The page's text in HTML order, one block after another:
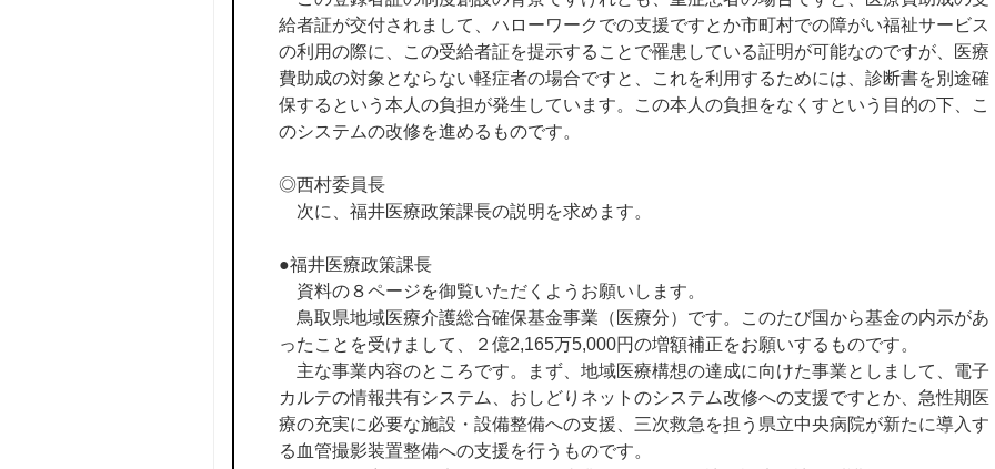
給者証が交付されまして、ハローワークでの支援ですとか市町村での障がい福祉サービス
の利用の際に、この受給者証を提示することで罹患している証明が可能なのですが、医療
費助成の対象とならない軽症者の場合ですと、これを利用するためには、診断書を別途確
保するという本人の負担が発生しています。この本人の負担をなくすという目的の下、こ
のシステムの改修を進めるものです。
◎西村委員長
次に、福井医療政策課長の説明を求めます。
●福井医療政策課長
資料の８ページを御覧いただくようお願いします。
鳥取県地域医療介護総合確保基金事業（医療分）です。このたび国から基金の内示があ
ったことを受けまして、２億2,165万5,000円の増額補正をお願いするものです。
主な事業内容のところです。まず、地域医療構想の達成に向けた事業としまして、電子
カルテの情報共有システム、おしどりネットのシステム改修への支援ですとか、急性期医
療の充実に必要な施設・設備整備への支援、三次救急を担う県立中央病院が新たに導入す
る血管撮影装置整備への支援を行うものです。